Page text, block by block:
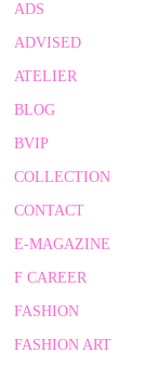
ADS
ADVISED
ATELIER
BLOG
BVIP
COLLECTION
CONTACT
E-MAGAZINE
F CAREER
FASHION
FASHION ART